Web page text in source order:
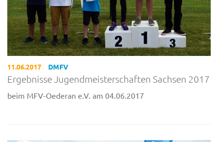
11.06.2017 DMFV
Ergebnisse Jugendmeisterschaften Sachsen 2017
beim MFV-Oederan e.V. am 04.06.2017